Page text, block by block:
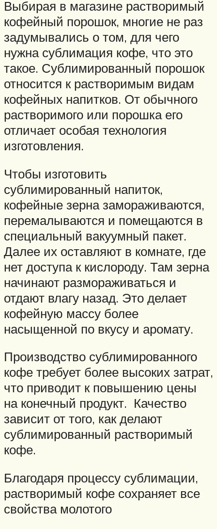
Выбирая в магазине растворимый
кофейный порошок, многие не раз
задумывались о том, для чего
нужна сублимация кофе, что это
такое. Сублимированный порошок
относится к растворимым видам
кофейных напитков. От обычного
растворимого или порошка его
отличает особая технология
изготовления.
Чтобы изготовить
сублимированный напиток,
кофейные зерна замораживаются,
перемалываются и помещаются в
специальный вакуумный пакет.
Далее их оставляют в комнате, где
нет доступа к кислороду. Там зерна
начинают размораживаться и
отдают влагу назад. Это делает
кофейную массу более
насыщенной по вкусу и аромату.
Производство сублимированного
кофе требует более высоких затрат,
что приводит к повышению цены
на конечный продукт. Качество
зависит от того, как делают
сублимированный растворимый
кофе.
Благодаря процессу сублимации,
растворимый кофе сохраняет все
свойства молотого